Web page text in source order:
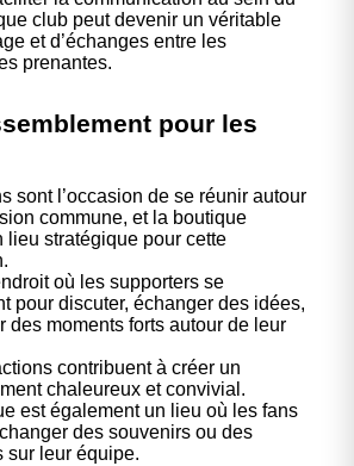
club peut devenir un véritable
et d’échanges entre les
prenantes.
pour les
sont l’occasion de se réunir autour
commune, et la boutique
lieu stratégique pour cette
où les supporters se
pour discuter, échanger des idées,
des moments forts autour de leur
contribuent à créer un
chaleureux et convivial.
est également un lieu où les fans
des souvenirs ou des
sur leur équipe.